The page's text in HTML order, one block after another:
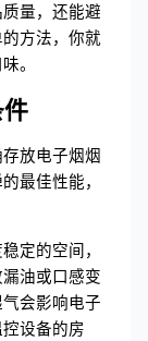
量，还能避
方法，你就
。
放电子烟烟
最佳性能，
定的空间，
油或口感变
会影响电子
设备的房